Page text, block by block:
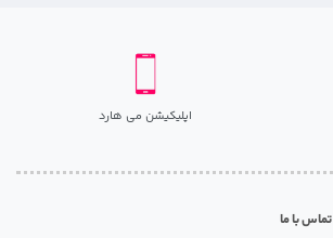
اپلیکیشن می هارد
تماس با ما